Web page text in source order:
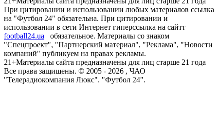
При цитировании и использовании любых материалов ссылка
на "Футбол 24" обязательна. При цитировании и
использовании в сети Интернет гиперссылка на сайтт
football24.ua
обязательное. Материалы со знаком
"Спецпроект", "Партнерский материал", "Реклама", "Новости
компаний" публикуем на правах рекламы.
21+Материалы сайта предназначены для лиц старше 21 года
Все права защищены. © 2005 - 2026 , ЧАО
"Телерадиокомпания Люкс". "Футбол 24".